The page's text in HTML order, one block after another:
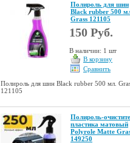
Полироль для шин
Black rubber 500
Grass 121105
150 Руб.
В наличии: 1 шт
В корзину
Сравнить
Полироль для шин Black rubber 500 мл.
121105
Полироль-
пластика матовый
Polyrole Matte
149250